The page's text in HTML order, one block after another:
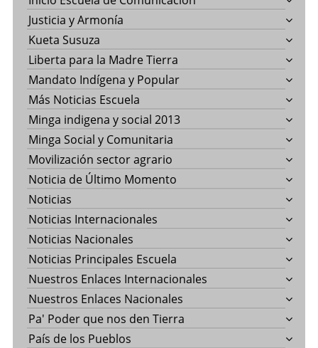
Justicia y Armonía
Kueta Susuza
Liberta para la Madre Tierra
Mandato Indígena y Popular
Más Noticias Escuela
Minga indigena y social 2013
Minga Social y Comunitaria
Movilización sector agrario
Noticia de Último Momento
Noticias
Noticias Internacionales
Noticias Nacionales
Noticias Principales Escuela
Nuestros Enlaces Internacionales
Nuestros Enlaces Nacionales
Pa' Poder que nos den Tierra
País de los Pueblos